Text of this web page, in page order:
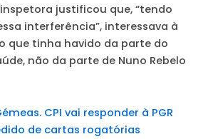
justificou que, “tendo
interferência”, interessava à
o que tinha havido da parte do
não da parte de Nuno Rebelo
CPI vai responder à PGR
de cartas rogatórias